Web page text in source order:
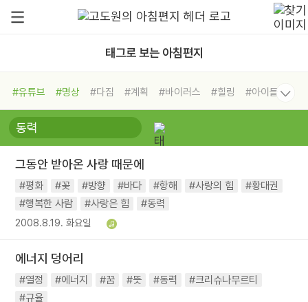
태그로 보는 아침편지
#유튜브 #명상 #다짐 #계획 #바이러스 #힐링
#아이들
#비전캠프
#독서캠프 #삶
#희망
#나눔 #친구 #링컨학교
#독서
#건강 #면역력
그동안 받아온 사랑 때문에
#평화 #꽃 #방향 #바다 #항해 #사랑의 힘
#황대권
#행복한 사람
#사랑은 힘 #동력
2008.8.19. 화요일
에너지 덩어리
#열정 #에너지 #꿈 #뜻 #동력
#크리슈나무르티
#규율